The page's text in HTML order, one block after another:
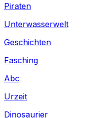
Piraten
Unterwasserwelt
Geschichten
Fasching
Abc
Urzeit
Dinosaurier